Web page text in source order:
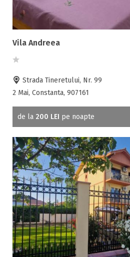
Vila Andreea
Strada Tineretului, Nr. 99
2 Mai, Constanta, 907161
de la 200 LEI pe noapte